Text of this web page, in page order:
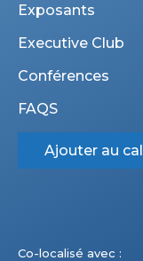
Exposants
Executive Club
Conférences
FAQS
Ajouter au
Co-localisé avec :